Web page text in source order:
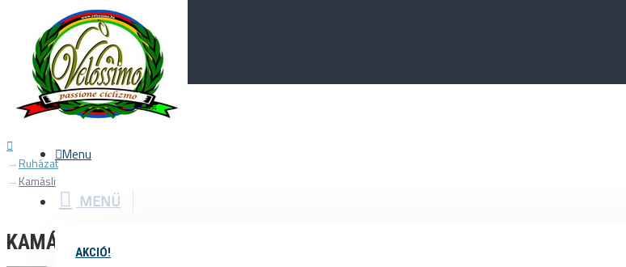
Menu
Your Cart
Menu
MENÜ
AKCIÓ!
Ruházat
Kamásli
KAMÁSLI